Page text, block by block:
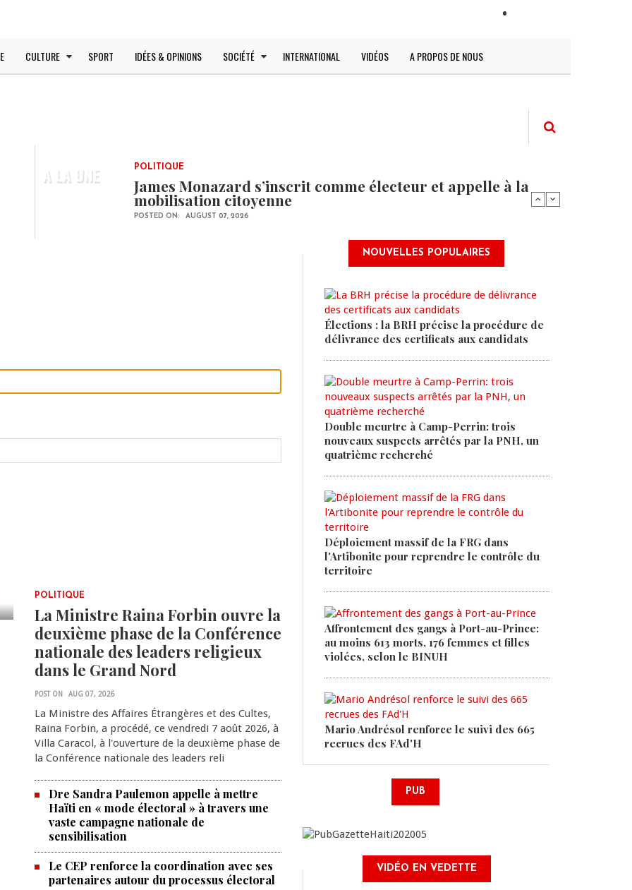
CULTURE SPORT IDÉES & OPINIONS SOCIÉTÉ INTERNATIONAL VIDÉOS A PROPOS DE NOUS
A LA UNE POLITIQUE
James Monazard s’inscrit comme électeur et appelle à la
mobilisation citoyenne
POSTED ON: AUGUST 07, 2026
POLITIQUE
La Ministre Raina Forbin ouvre la
deuxième phase de la Conférence
nationale des leaders religieux
dans le Grand Nord
POST ON AUG 07, 2026
La Ministre des Affaires Étrangères et des Cultes,
Raina Forbin, a procédé, ce vendredi 7 août 2026, à
Villa Caracol, à l'ouverture de la deuxième phase de
la Conférence nationale des leaders reli
Dre Sandra Paulemon appelle à mettre
Haïti en « mode électoral » à travers une
vaste campagne nationale de
sensibilisation
Le CEP renforce la coordination avec ses
partenaires autour du processus électoral
NOUVELLES POPULAIRES
Élections : la BRH précise la procédure de
délivrance des certificats aux candidats
Double meurtre à Camp-Perrin: trois
nouveaux suspects arrêtés par la PNH, un
quatrième recherché
Déploiement massif de la FRG dans
l'Artibonite pour reprendre le contrôle du
territoire
Affrontement des gangs à Port-au-Prince:
au moins 613 morts, 176 femmes et filles
violées, selon le BINUH
Mario Andrésol renforce le suivi des 665
recrues des FAd'H
PUB
VIDÉO EN VEDETTE